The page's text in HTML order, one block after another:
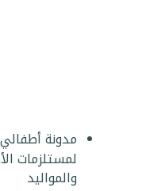
مدونة
لمستلزمات
والمواليد